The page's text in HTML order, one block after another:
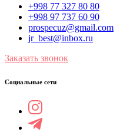
+998 77 327 80 80
+998 97 737 60 90
prospecuz@gmail.com
jr_best@inbox.ru
Заказать звонок
Социальные сети